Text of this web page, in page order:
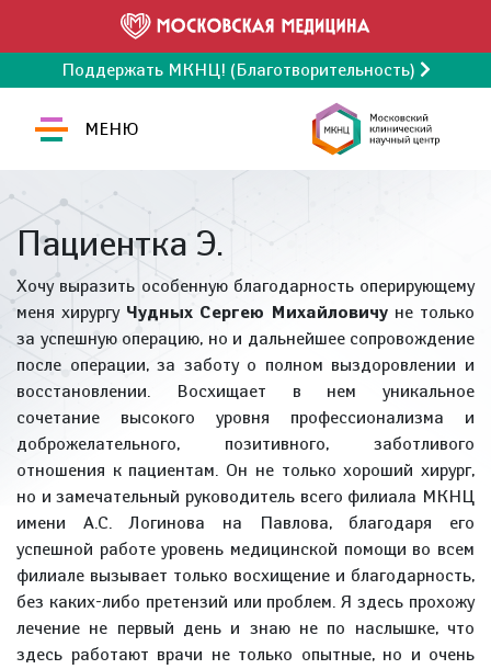
Поддержать МКНЦ! (Благотворительность)
МЕНЮ
Пациентка Э.
Хочу выразить особенную благодарность оперирующему
меня хирургу Чудных Сергею Михайловичу не только
за успешную операцию, но и дальнейшее сопровождение
после операции, за заботу о полном выздоровлении и
восстановлении. Восхищает в нем уникальное
сочетание высокого уровня профессионализма и
доброжелательного, позитивного, заботливого
отношения к пациентам. Он не только хороший хирург,
но и замечательный руководитель всего филиала МКНЦ
имени А.С. Логинова на Павлова, благодаря его
успешной работе уровень медицинской помощи во всем
филиале вызывает только восхищение и благодарность,
без каких-либо претензий или проблем. Я здесь прохожу
лечение не первый день и знаю не по наслышке, что
здесь работают врачи не только опытные, но и очень